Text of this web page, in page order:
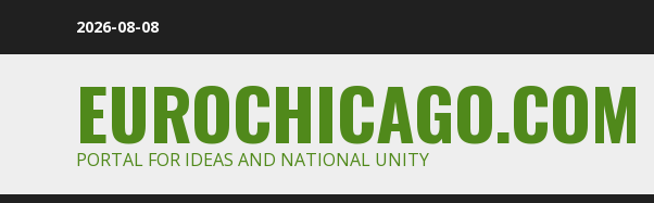
2026-08-08
EUROCHICAGO.COM
PORTAL FOR IDEAS AND NATIONAL UNITY